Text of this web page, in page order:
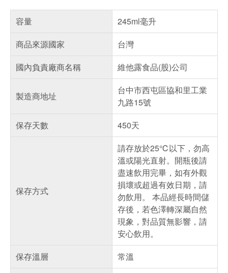
容量
245ml毫升
商品來源國家
台灣
國內負責廠商名稱
維他露食品(股)公司
製造商地址
台中市西屯區協和里工業
九路15號
保存天數
450天
保存方式
請存放於25℃以下，勿高
溫或陽光直射。開瓶後請
盡速飲用完畢，如有外觀
損壞或超過有效日期，請
勿飲用。 本品經長時間儲
存後，若色澤轉深屬自然
現象，對品質無影響，請
安心飲用。
保存溫層
常溫